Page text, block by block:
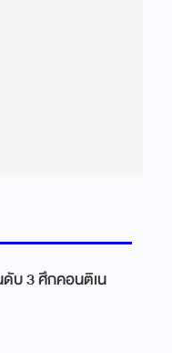
บ 3 ศึกคอนติเน